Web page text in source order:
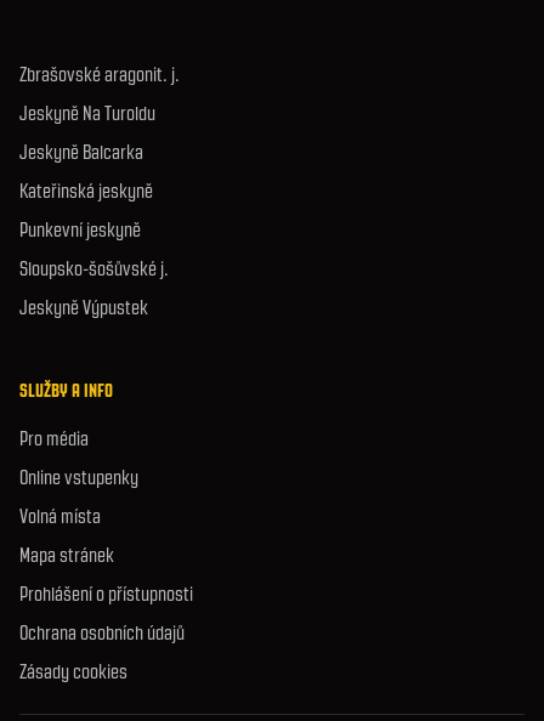
Zbrašovské aragonit. j.
Jeskyně Na Turoldu
Jeskyně Balcarka
Kateřinská jeskyně
Punkevní jeskyně
Sloupsko-šošůvské j.
Jeskyně Výpustek
SLUŽBY A INFO
Pro média
Online vstupenky
Volná místa
Mapa stránek
Prohlášení o přístupnosti
Ochrana osobních údajů
Zásady cookies